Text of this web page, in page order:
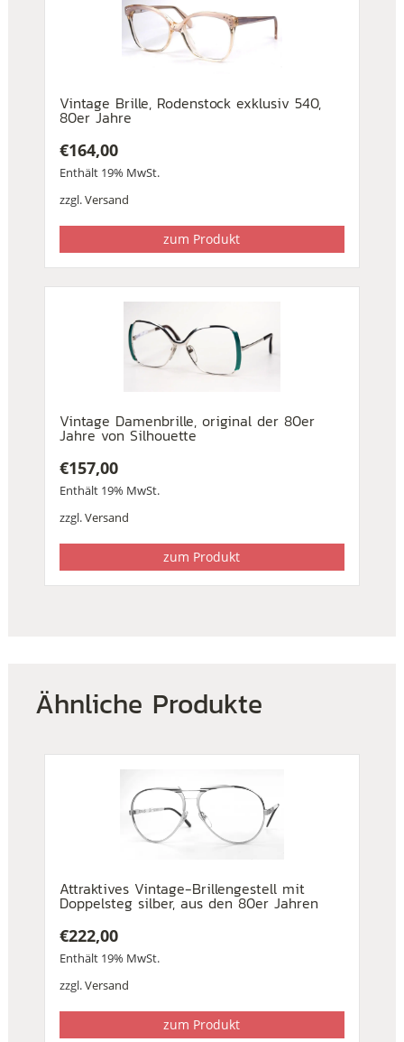
Vintage Brille, Rodenstock exklusiv 540,
80er Jahre
€164,00
Enthält 19% MwSt.
zzgl.Versand
zum Produkt
Vintage Damenbrille, original der 80er
Jahre von Silhouette
€157,00
Enthält 19% MwSt.
zzgl.Versand
zum Produkt
Ähnliche Produkte
Attraktives Vintage-Brillengestell mit
Doppelsteg silber, aus den 80er Jahren
€222,00
Enthält 19% MwSt.
zzgl.Versand
zum Produkt